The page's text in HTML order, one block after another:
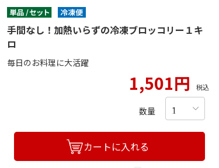
手間なし！加熱いらずの冷凍ブロッコリー１キ
ロ
毎日のお料理に大活躍
1,501円 税込
数量
カートに入れる